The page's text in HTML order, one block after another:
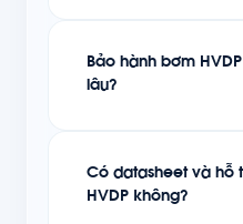
Bảo hành bơm
lâu?
Có datasheet và hỗ
HVDP không?